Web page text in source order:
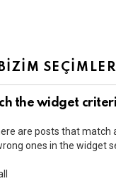
BİZİM
the widget
are posts that match
ones in the widget